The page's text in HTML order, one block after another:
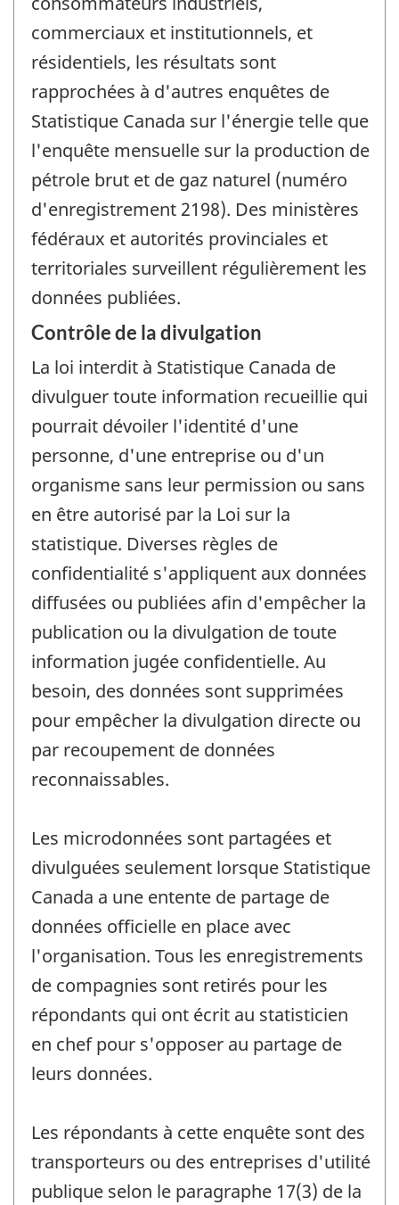
commerciaux et institutionnels, et
résidentiels, les résultats sont
rapprochées à d'autres enquêtes de
Statistique Canada sur l'énergie telle que
l'enquête mensuelle sur la production de
pétrole brut et de gaz naturel (numéro
d'enregistrement 2198). Des ministères
fédéraux et autorités provinciales et
territoriales surveillent régulièrement les
données publiées.
Contrôle de la divulgation
La loi interdit à Statistique Canada de
divulguer toute information recueillie qui
pourrait dévoiler l'identité d'une
personne, d'une entreprise ou d'un
organisme sans leur permission ou sans
en être autorisé par la Loi sur la
statistique. Diverses règles de
confidentialité s'appliquent aux données
diffusées ou publiées afin d'empêcher la
publication ou la divulgation de toute
information jugée confidentielle. Au
besoin, des données sont supprimées
pour empêcher la divulgation directe ou
par recoupement de données
reconnaissables.
Les microdonnées sont partagées et
divulguées seulement lorsque Statistique
Canada a une entente de partage de
données officielle en place avec
l'organisation. Tous les enregistrements
de compagnies sont retirés pour les
répondants qui ont écrit au statisticien
en chef pour s'opposer au partage de
leurs données.
Les répondants à cette enquête sont des
transporteurs ou des entreprises d'utilité
publique selon le paragraphe 17(3) de la